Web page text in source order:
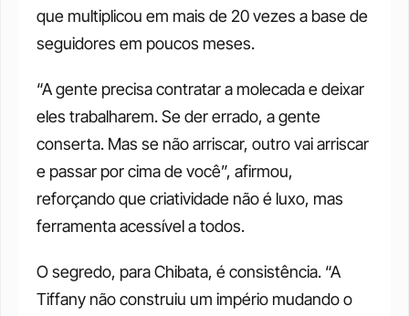
que multiplicou em mais de 20 vezes a base de
seguidores em poucos meses.
“A gente precisa contratar a molecada e deixar
eles trabalharem. Se der errado, a gente
conserta. Mas se não arriscar, outro vai arriscar
e passar por cima de você”, afirmou,
reforçando que criatividade não é luxo, mas
ferramenta acessível a todos.
O segredo, para Chibata, é consistência. “A
Tiffany não construiu um império mudando o